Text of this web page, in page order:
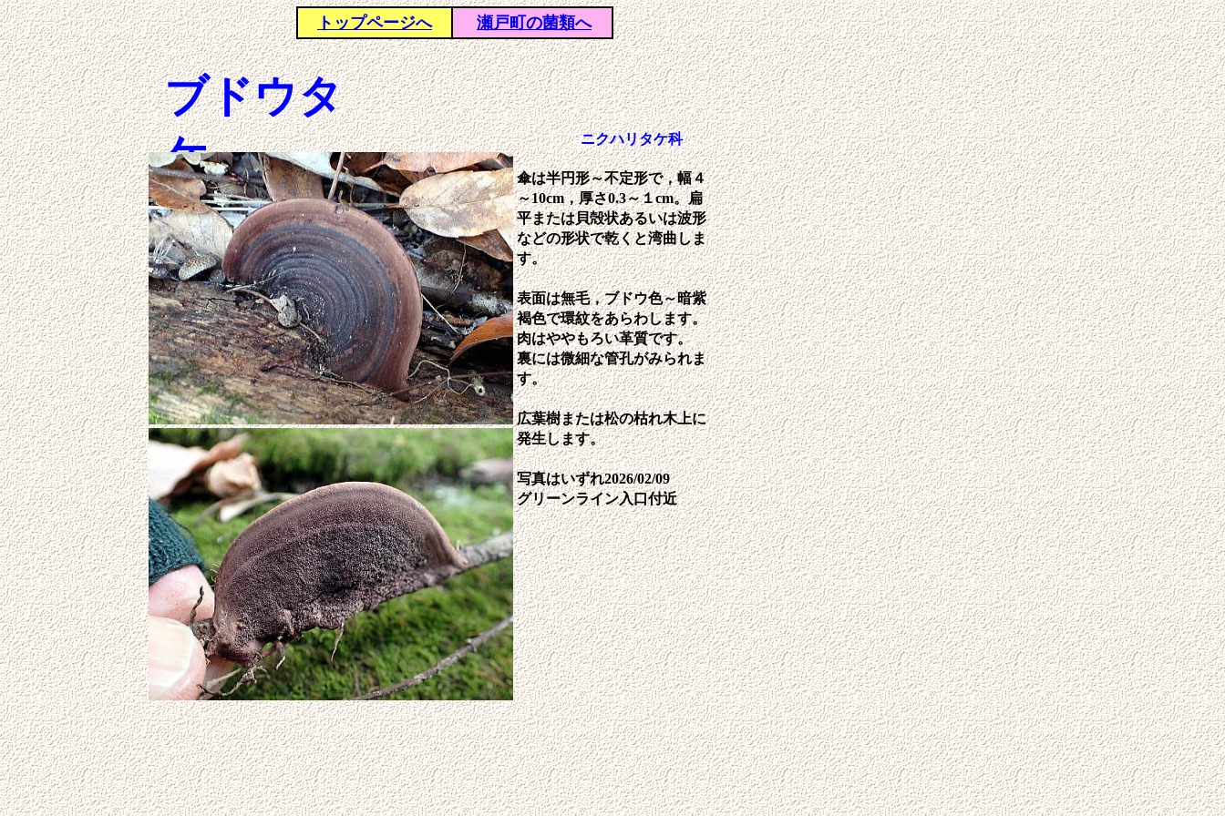
トップページへ 瀬戸町の菌類へ
ブドウタ
ケ
ニクハリタケ科
傘は半円形～不定形で，幅４
～10cm，厚さ0.3～１cm。扁
平または貝殻状あるいは波形
などの形状で乾くと湾曲しま
す。
表面は無毛，ブドウ色～暗紫
褐色で環紋をあらわします。
肉はややもろい革質です。
裏には微細な管孔がみられま
す。
広葉樹または松の枯れ木上に
発生します。
写真はいずれ2026/02/09
グリーンライン入口付近